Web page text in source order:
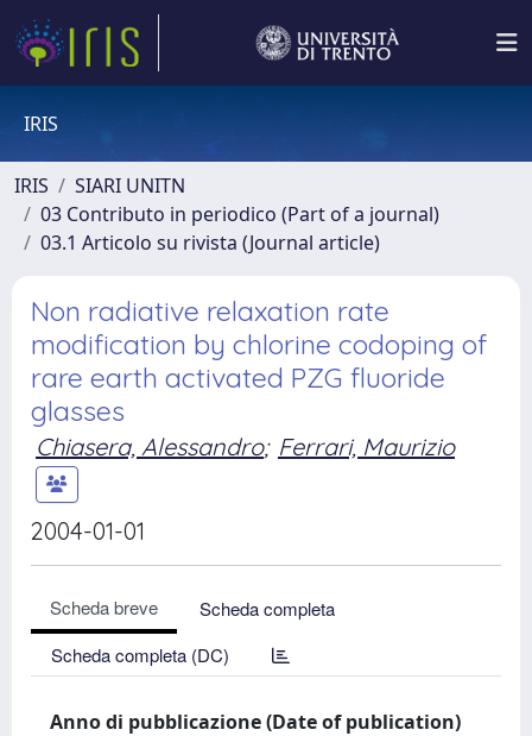
IRIS
IRIS
SIARI UNITN
03 Contributo in periodico (Part of a journal)
03.1 Articolo su rivista (Journal article)
Non radiative relaxation rate
modification by chlorine codoping of
rare earth activated PZG fluoride
glasses
Chiasera, Alessandro; Ferrari, Maurizio
2004-01-01
Scheda breve
Scheda completa
Scheda completa (DC)
Anno di pubblicazione (Date of publication)